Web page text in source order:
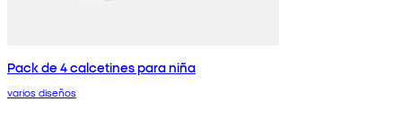
Pack de 4 calcetines para niña
varios diseños